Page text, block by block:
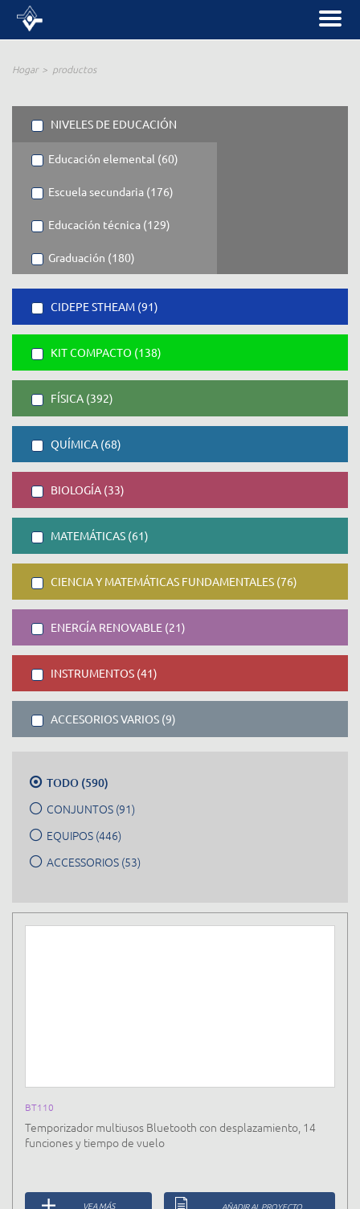
Hogar productos
NIVELES DE EDUCACIÓN
Educación elemental (60)
Escuela secundaria (176)
Educación técnica (129)
Graduación (180)
CIDEPE STHEAM (91)
KIT COMPACTO (138)
FÍSICA (392)
QUÍMICA (68)
BIOLOGÍA (33)
MATEMÁTICAS (61)
CIENCIA Y MATEMÁTICAS FUNDAMENTALES (76)
ENERGÍA RENOVABLE (21)
INSTRUMENTOS (41)
ACCESORIOS VARIOS (9)
TODO (590)
CONJUNTOS (91)
EQUIPOS (446)
ACCESSORIOS (53)
BT110
Temporizador multiusos Bluetooth con desplazamiento, 14
funciones y tiempo de vuelo
VEA MÁS AÑADIR AL PROYECTO